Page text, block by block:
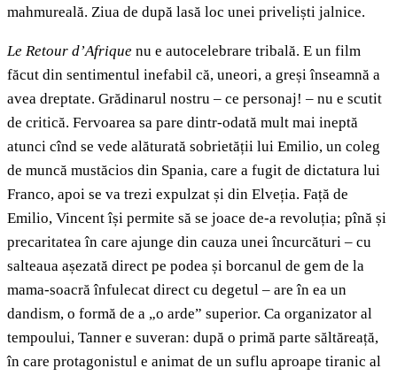
mahmureală. Ziua de după lasă loc unei priveliști jalnice.
Le Retour d’Afrique nu e autocelebrare tribală. E un film
făcut din sentimentul inefabil că, uneori, a greși înseamnă a
avea dreptate. Grădinarul nostru – ce personaj! – nu e scutit
de critică. Fervoarea sa pare dintr-odată mult mai ineptă
atunci cînd se vede alăturată sobrietății lui Emilio, un coleg
de muncă mustăcios din Spania, care a fugit de dictatura lui
Franco, apoi se va trezi expulzat și din Elveția. Față de
Emilio, Vincent își permite să se joace de-a revoluția; pînă și
precaritatea în care ajunge din cauza unei încurcături – cu
salteaua așezată direct pe podea și borcanul de gem de la
mama-soacră înfulecat direct cu degetul – are în ea un
dandism, o formă de a „o arde” superior. Ca organizator al
tempoului, Tanner e suveran: după o primă parte săltăreață,
în care protagonistul e animat de un suflu aproape tiranic al